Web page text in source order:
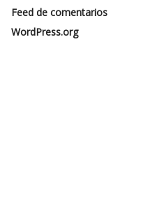
Feed de comentarios
WordPress.org